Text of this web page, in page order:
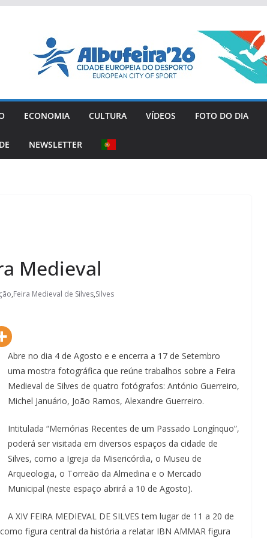
ECONOMIA CULTURA VÍDEOS FOTO DO DIA
NEWSLETTER
Medieval
,Feira Medieval de Silves,Silves
Abre no dia 4 de Agosto e e encerra a 17 de Setembro
uma mostra fotográfica que reúne trabalhos sobre a Feira
Medieval de Silves de quatro fotógrafos: António Guerreiro,
Michel Januário, João Ramos, Alexandre Guerreiro.
Intitulada “Memórias Recentes de um Passado Longínquo”,
poderá ser visitada em diversos espaços da cidade de
Silves, como a Igreja da Misericórdia, o Museu de
Arqueologia, o Torreão da Almedina e o Mercado
Municipal (neste espaço abrirá a 10 de Agosto).
A XIV FEIRA MEDIEVAL DE SILVES tem lugar de 11 a 20 de
figura central da história a relatar IBN AMMAR figura